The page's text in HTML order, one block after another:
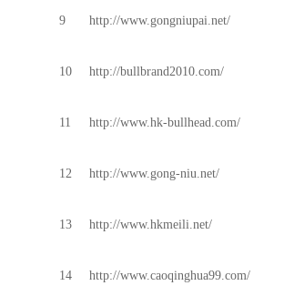
9 http://www.gongniupai.net/
10 http://bullbrand2010.com/
11 http://www.hk-bullhead.com/
12 http://www.gong-niu.net/
13 http://www.hkmeili.net/
14 http://www.caoqinghua99.com/